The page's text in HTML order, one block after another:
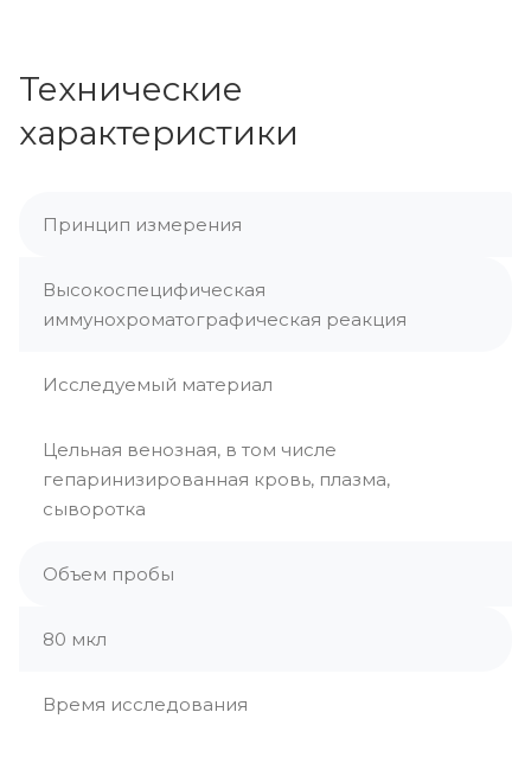
Технические
характеристики
Принцип измерения
Высокоспецифическая
иммунохроматографическая реакция
Исследуемый материал
Цельная венозная, в том числе
гепаринизированная кровь, плазма,
сыворотка
Объем пробы
80 мкл
Время исследования